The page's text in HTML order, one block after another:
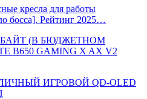
кресла для работы
босса]. Рейтинг 2025…
(В БЮДЖЕТНОМ
B650 GAMING X AX V2
ИГРОВОЙ QD-OLED